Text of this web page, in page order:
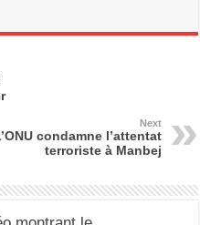
Next
condamne l’attentat
terroriste à Manbej